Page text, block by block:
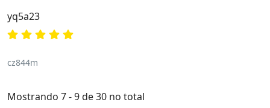
yq5a23
cz844m
Mostrando 7 - 9 de 30 no total